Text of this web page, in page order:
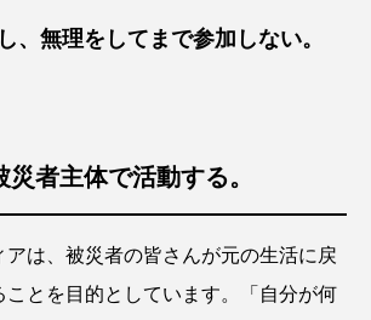
、無理をしてまで参加しない。
者主体で活動する。
は、被災者の皆さんが元の生活に戻
ことを目的としています。「自分が何